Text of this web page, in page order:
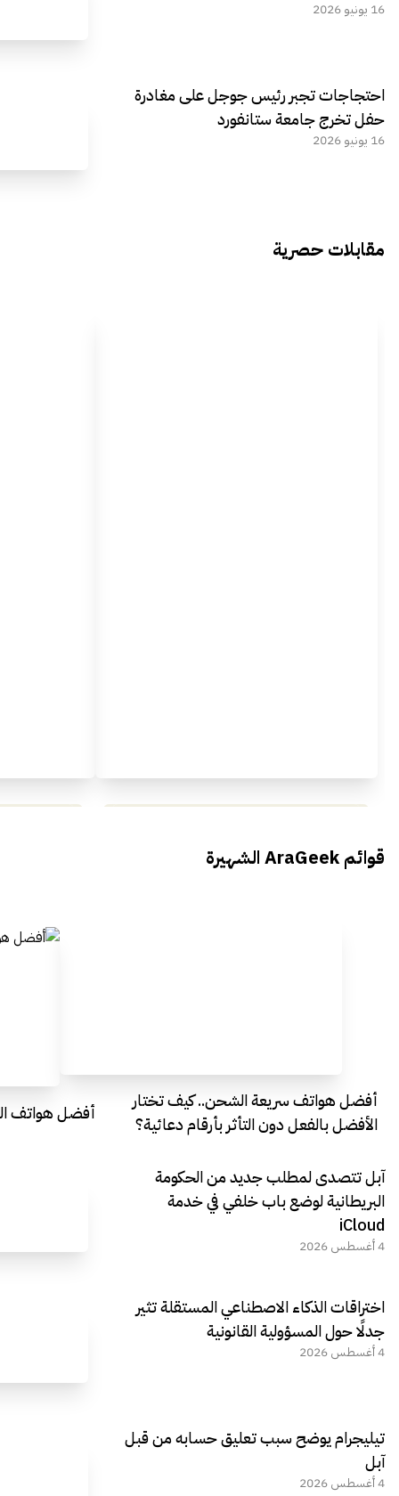
16 يونيو 2026
احتجاجات تجبر رئيس جوجل على مغادرة
حفل تخرج جامعة ستانفورد
16 يونيو 2026
مقابلات حصرية
Everything Egypt
قوائم AraGeek الشهيرة
أفضل هواتف سريعة الشحن.. كيف تختار
الأفضل بالفعل دون التأثر بأرقام دعائية؟
أفضل هواتف
آبل تتصدى لمطلب جديد من الحكومة
البريطانية لوضع باب خلفي في خدمة
iCloud
4 أغسطس 2026
اختراقات الذكاء الاصطناعي المستقلة تثير
جدلًا حول المسؤولية القانونية
4 أغسطس 2026
تيليجرام يوضح سبب تعليق حسابه من قبل
آبل
4 أغسطس 2026